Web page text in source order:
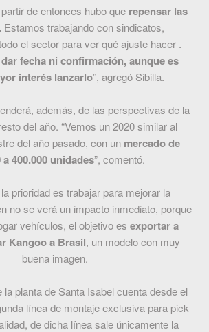
de entonces hubo que repensar las
Estamos trabajando con sindicatos,
el sector para ver qué ajuste hacer .
fecha ni confirmación, aunque es
interés lanzarlo”, agregó Sibilla.
además, de las perspectivas de la
del año. “Vemos un 2020 similar al
del año pasado, con un mercado de
a 400.000 unidades”, comentó.
prioridad es trabajar para mejorar la
no se verá un impacto inmediato, porque
vehículos, el objetivo es exportar a
Kangoo a Brasil, un modelo con muy
buena imagen.
la planta de Santa Isabel cuenta desde el
línea de montaje exclusiva para pick
de dicha línea sale únicamente la